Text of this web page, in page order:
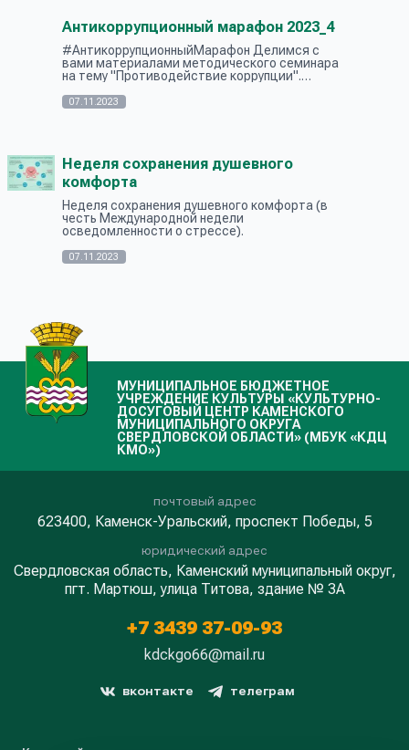
Антикоррупционный марафон 2023_4
#АнтикоррупционныйМарафон Делимся с
вами материалами методического семинара
на тему "Противодействие коррупции".
Будьте в курсе!
07.11.2023
Неделя сохранения душевного
комфорта
Неделя сохранения душевного комфорта (в
честь Международной недели
осведомленности о стрессе).
07.11.2023
МУНИЦИПАЛЬНОЕ БЮДЖЕТНОЕ
УЧРЕЖДЕНИЕ КУЛЬТУРЫ «КУЛЬТУРНО-
ДОСУГОВЫЙ ЦЕНТР КАМЕНСКОГО
МУНИЦИПАЛЬНОГО ОКРУГА
СВЕРДЛОВСКОЙ ОБЛАСТИ» (МБУК «КДЦ
КМО»)
почтовый адрес
623400, Каменск-Уральский, проспект Победы, 5
юридический адрес
Свердловская область, Каменский муниципальный округ,
пгт. Мартюш, улица Титова, здание № 3А
+7 3439 37-09-93
kdckgo66@mail.ru
вконтакте телеграм